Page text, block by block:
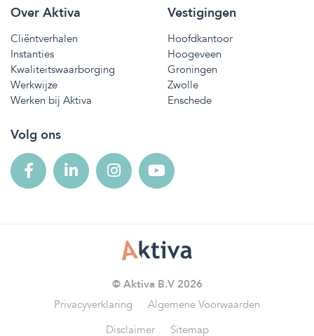
Over Aktiva
Cliëntverhalen
Instanties
Kwaliteitswaarborging
Werkwijze
Werken bij Aktiva
Vestigingen
Hoofdkantoor
Hoogeveen
Groningen
Zwolle
Enschede
Volg ons
© Aktiva B.V 2026
Privacyverklaring
Algemene Voorwaarden
Disclaimer
Sitemap